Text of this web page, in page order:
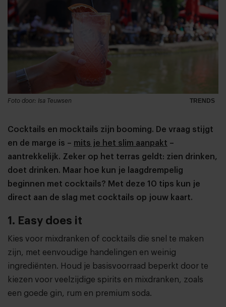
TRENDS
Foto door: Isa Teuwsen
Cocktails en mocktails zijn booming. De vraag stijgt
en de marge is – mits je het slim aanpakt –
aantrekkelijk. Zeker op het terras geldt: zien drinken,
doet drinken. Maar hoe kun je laagdrempelig
beginnen met cocktails? Met deze 10 tips kun je
direct aan de slag met cocktails op jouw kaart.
1. Easy does it
Kies voor mixdranken of cocktails die snel te maken
zijn, met eenvoudige handelingen en weinig
ingrediënten. Houd je basisvoorraad beperkt door te
kiezen voor veelzijdige spirits en mixdranken, zoals
een goede gin, rum en premium soda.